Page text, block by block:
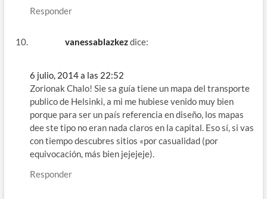
Responder
vanessablazkezdice:
6 julio, 2014 a las 22:52
Zorionak Chalo! Sie sa guía tiene un mapa del transporte
publico de Helsinki, a mi me hubiese venido muy bien
porque para ser un país referencia en diseño, los mapas
dee ste tipo no eran nada claros en la capital. Eso sí, si vas
con tiempo descubres sitios «por casualidad (por
equivocación, más bien jejejeje).
Responder